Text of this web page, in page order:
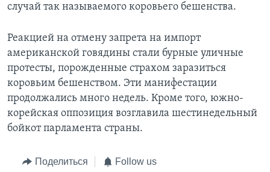
Языки
случай так называемого коровьего бешенства.
Реакцией на отмену запрета на импорт
американской говядины стали бурные уличные
протесты, порожденные страхом заразиться
коровьим бешенством. Эти манифестации
продолжались много недель. Кроме того, южно-
корейская оппозиция возглавила шестинедельный
бойкот парламента страны.
Поделиться Follow us